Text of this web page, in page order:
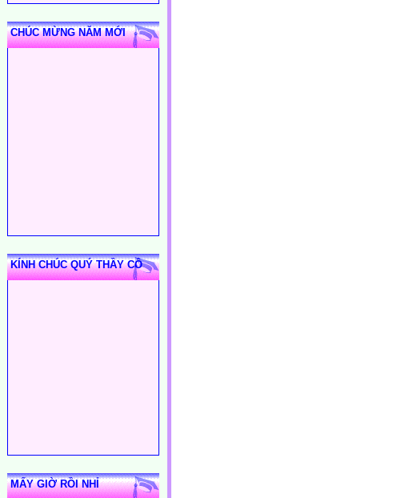
CHÚC MỪNG NĂM MỚI
KÍNH CHÚC QUÝ THẦY CÔ
MẤY GIỜ RỒI NHỈ